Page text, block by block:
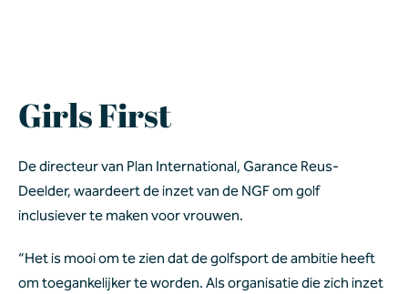
Girls First
De directeur van Plan International, Garance Reus-
Deelder, waardeert de inzet van de NGF om golf
inclusiever te maken voor vrouwen.
“Het is mooi om te zien dat de golfsport de ambitie heeft
om toegankelijker te worden. Als organisatie die zich inzet